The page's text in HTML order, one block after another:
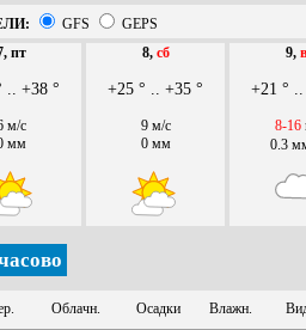
GFS
GEPS
пт
.. +38 °
м/с
мм
8, сб
+25 ° .. +35 °
9 м/с
0 мм
9,
+21 ° ..
8-16
0.3
Облачн. Осадки Влажн.